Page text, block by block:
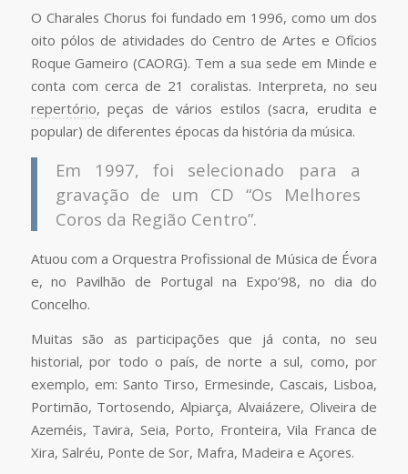
O Charales Chorus foi fundado em 1996, como um dos
oito pólos de atividades do Centro de Artes e Ofícios
Roque Gameiro (CAORG). Tem a sua sede em Minde e
conta com cerca de 21 coralistas. Interpreta, no seu
repertório, peças de vários estilos (sacra, erudita e
popular) de diferentes épocas da história da música.
Em 1997, foi selecionado para a
gravação de um CD “Os Melhores
Coros da Região Centro”.
Atuou com a Orquestra Profissional de Música de Évora
e, no Pavilhão de Portugal na Expo’98, no dia do
Concelho.
Muitas são as participações que já conta, no seu
historial, por todo o país, de norte a sul, como, por
exemplo, em: Santo Tirso, Ermesinde, Cascais, Lisboa,
Portimão, Tortosendo, Alpiarça, Alvaiázere, Oliveira de
Azeméis, Tavira, Seia, Porto, Fronteira, Vila Franca de
Xira, Salréu, Ponte de Sor, Mafra, Madeira e Açores.